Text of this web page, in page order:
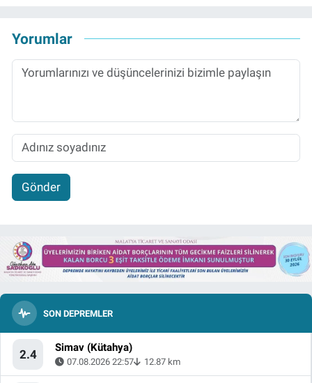
Yorumlar
Gönder
SON DEPREMLER
2.4 Simav (Kütahya)
07.08.2026 22:57 12.87 km